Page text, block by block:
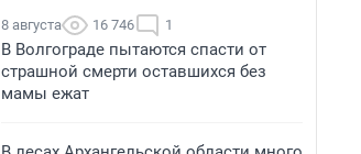
8 августа 16 746 1
В Волгограде пытаются спасти от
страшной смерти оставшихся без
мамы ежат